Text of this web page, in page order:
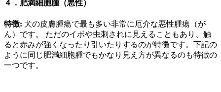
４．肥満細胞腫（悪性）
特徴: 犬の皮膚腫瘍で最も多い非常に厄介な悪性腫瘍（が
ん）です。 ただのイボや虫刺されに見えることもあり、触
ると赤みが強くなったり引いたりするのが特徴です。下記の
ように同じ肥満細胞腫でもかなり見え方が異なるのも特徴の
一つです。